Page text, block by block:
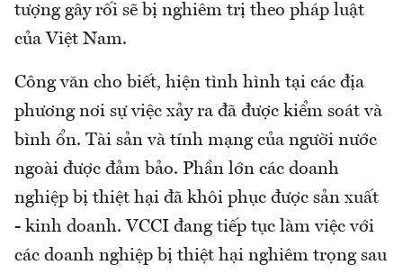
tượng gây rối sẽ bị nghiêm trị theo pháp luật
của Việt Nam.
Công văn cho biết, hiện tình hình tại các địa
phương nơi sự việc xảy ra đã được kiểm soát và
bình ổn. Tài sản và tính mạng của người nước
ngoài được đảm bảo. Phần lớn các doanh
nghiệp bị thiệt hại đã khôi phục được sản xuất
- kinh doanh. VCCI đang tiếp tục làm việc với
các doanh nghiệp bị thiệt hại nghiêm trọng sau